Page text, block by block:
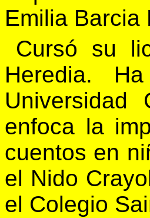
Emilia Barcia
Cursó su
Heredia.
enfoca la
cuentos en
el Nido
el Colegio